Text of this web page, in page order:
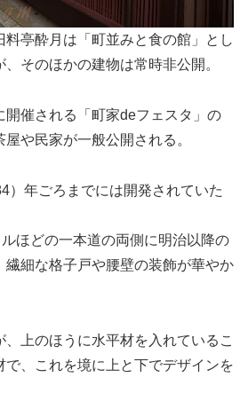
亭酔月は「町並みと食の館」とし
そのほかの建物は常時非公開。
開催される「町家deフェスタ」の
や民家が一般公開される。
）年ごろまでには開発されていた
ほどの一本道の両側に明治以降の
繊細な格子戸や腰壁の装飾が華やか
上のほうに水平材を入れているこ
で、これを境に上と下でデザインを